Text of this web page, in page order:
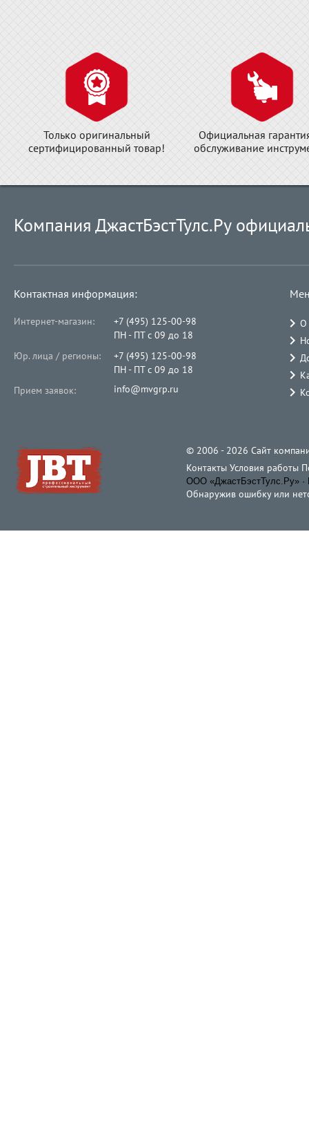
Только оригинальный
сертифицированный товар!
Официальная
обслуживание
Компания ДжастБэстТулс.Ру
Контактная информация:
Интернет-магазин:
+7 (495) 125-00-98
ПН - ПТ с 09 до 18
Юр. лица / регионы:
+7 (495) 125-00-98
ПН - ПТ с 09 до 18
Прием заявок:
info@mvgrp.ru
О
© 2006 - 2026 Cайт
Контакты Условия работы
ООО «ДжастБэстТулс.Ру» ·
Обнаружив ошибку или